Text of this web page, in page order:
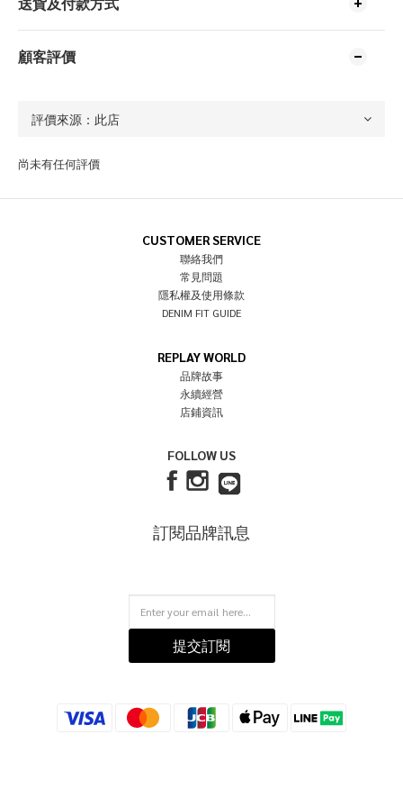
顧客評價
尚未有任何評價
CUSTOMER SERVICE
聯絡我們
常見問題
隱私權及使用條款
DENIM FIT GUIDE
REPLAY WORLD
品牌故事
永續經營
店鋪資訊
FOLLOW US
訂閱品牌訊息
提交訂閱